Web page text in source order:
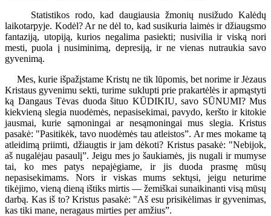
Statistikos rodo, kad daugiausia žmonių nusižudo Kalėdų
laikotarpyje. Kodėl? Ar ne dėl to, kad susikuria laimės ir džiaugsmo
fantaziją, utopiją, kurios negalima pasiekti; nusivilia ir viską nori
mesti, puola į nusiminimą, depresiją, ir ne vienas nutraukia savo
gyvenimą.
Mes, kurie išpažįstame Kristų ne tik lūpomis, bet norime ir Jėzaus
Kristaus gyvenimu sekti, turime suklupti prie prakartėlės ir apmąstyti
ką Dangaus Tėvas duoda šituo KŪDIKIU, savo SŪNUMI? Mus
kiekvieną slegia nuodėmės, nepasisekimai, pavydo, keršto ir kitokie
jausmai, kurie sąmoningai ar nesąmoningai mus slegia. Kristus
pasakė: "Pasitikėk, tavo nuodėmės tau atleistos”. Ar mes mokame tą
atleidimą priimti, džiaugtis ir jam dėkoti? Kristus pasakė: "Nebijok,
aš nugalėjau pasaulį”. Jeigu mes jo šaukiamės, jis nugali ir mumyse
tai, ko mes patys nepajėgiame, ir jis duoda prasmę mūsų
nepasisekimams. Nors ir viskas mums sektųsi, jeigu neturime
tikėjimo, vieną dieną ištiks mirtis — žemiškai sunaikinanti visą mūsų
darbą. Kas iš to? Kristus pasakė: "Aš esu prisikėlimas ir gyvenimas,
kas tiki mane, neragaus mirties per amžius”.